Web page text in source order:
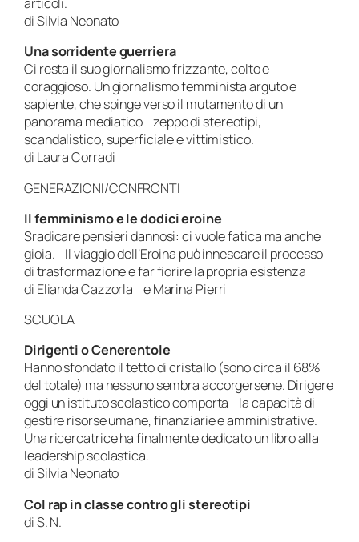
di Silvia Neonato
Una sorridente guerriera
Ci resta il suo giornalismo frizzante, colto e
coraggioso. Un giornalismo femminista arguto e
sapiente, che spinge verso il mutamento di un
panorama mediatico zeppo di stereotipi,
scandalistico, superficiale e vittimistico.
di Laura Corradi
GENERAZIONI/CONFRONTI
Il femminismo e le dodici eroine
Sradicare pensieri dannosi: ci vuole fatica ma anche
gioia. Il viaggio dell’Eroina può innescare il processo
di trasformazione e far fiorire la propria esistenza
di Elianda Cazzorla e Marina Pierri
SCUOLA
Dirigenti o Cenerentole
Hanno sfondato il tetto di cristallo (sono circa il 68%
del totale) ma nessuno sembra accorgersene. Dirigere
oggi un istituto scolastico comporta la capacità di
gestire risorse umane, finanziarie e amministrative.
Una ricercatrice ha finalmente dedicato un libro alla
leadership scolastica.
di Silvia Neonato
Col rap in classe contro gli stereotipi
di S. N.